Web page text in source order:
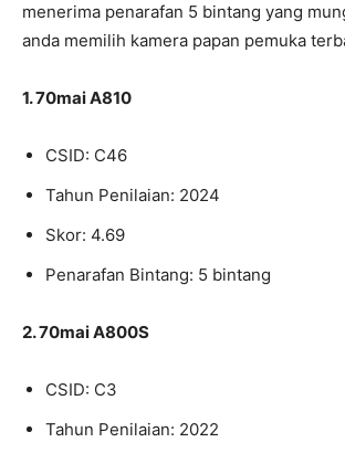
menerima penarafan 5 bintang yang
anda memilih kamera papan pemuka
1. 70mai A810
CSID: C46
Tahun Penilaian: 2024
Skor: 4.69
Penarafan Bintang: 5 bintang
2. 70mai A800S
CSID: C3
Tahun Penilaian: 2022